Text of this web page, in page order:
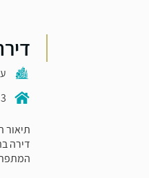
3 חדרים
תיאור